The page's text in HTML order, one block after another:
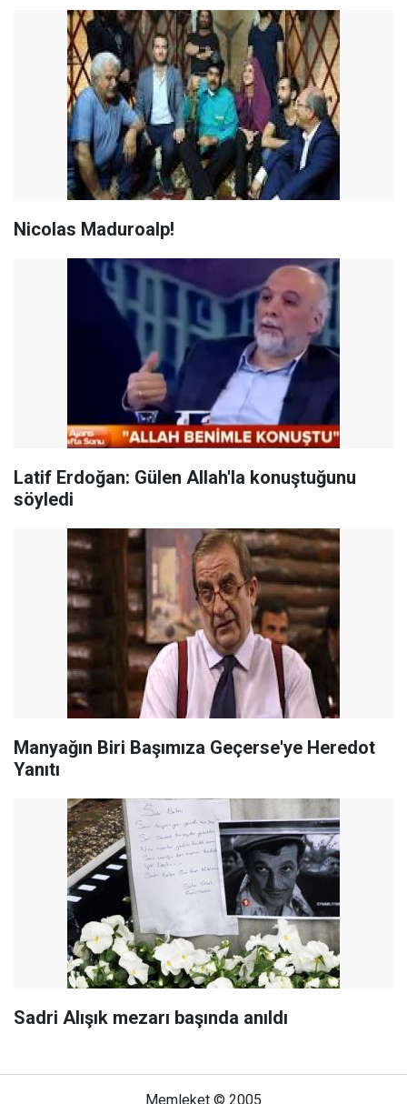
Nicolas Maduroalp!
Latif Erdoğan: Gülen Allah'la konuştuğunu
söyledi
Manyağın Biri Başımıza Geçerse'ye Heredot
Yanıtı
Sadri Alışık mezarı başında anıldı
Memleket © 2005